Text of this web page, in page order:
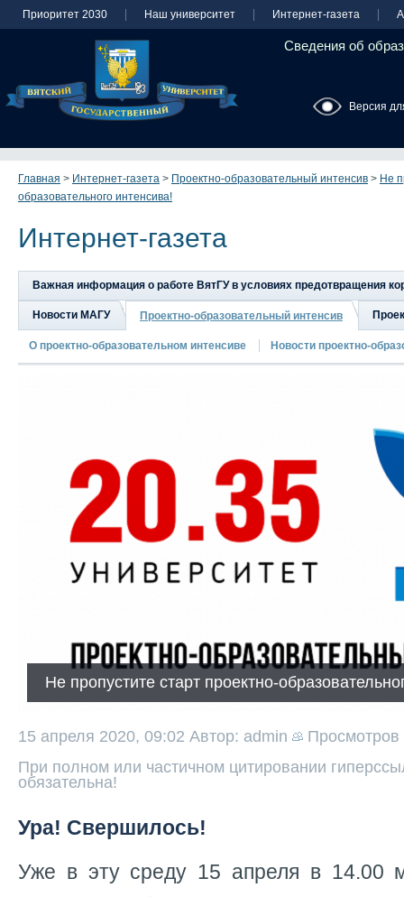
Приоритет 2030 Наш университет Интернет-газета
Сведения об
Версия
Главная > Интернет-газета > Проектно-образовательный интенсив > Не
образовательного интенсива!
Интернет-газета
Важная информация о работе ВятГУ в условиях предотвращения
Новости МАГУ Проектно-образовательный интенсив
О проектно-образовательном интенсиве Новости проектно-
Не пропустите старт проектно-
15 апреля 2020, 09:02 Автор: admin
Просмотров
При полном или частичном цитировании
обязательна!
Ура! Свершилось!
Уже в эту среду 15 апреля в 14.00